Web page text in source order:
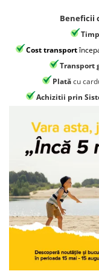
Jocuri invatat limba
Jocuri Origami
Jocuri si jucarii
Jocuri STEAM
Jucarii interactive
Jucării ȋndemânare
Masinute si trenulete
Roboti de jucarie
Beneficii
Cost transport
Transport
Platăcu
Achizitii prin